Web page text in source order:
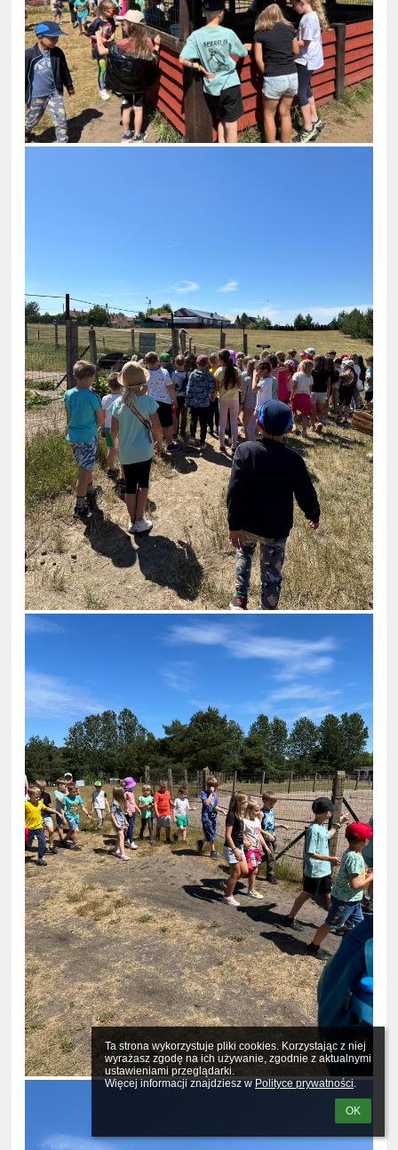
Ta strona wykorzystuje pliki cookies. Korzystając z niej
wyrażasz zgodę na ich używanie, zgodnie z aktualnymi
ustawieniami przeglądarki.
Więcej informacji znajdziesz w Polityce prywatności.
OK